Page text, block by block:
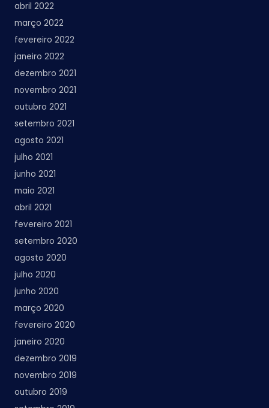
abril 2022
março 2022
fevereiro 2022
janeiro 2022
dezembro 2021
novembro 2021
outubro 2021
setembro 2021
agosto 2021
julho 2021
junho 2021
maio 2021
abril 2021
fevereiro 2021
setembro 2020
agosto 2020
julho 2020
junho 2020
março 2020
fevereiro 2020
janeiro 2020
dezembro 2019
novembro 2019
outubro 2019